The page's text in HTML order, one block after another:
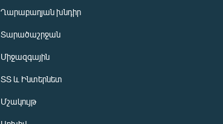
Ղարաբաղյան խնդիր
Տարածաշրջան
Միջազգային
ՏՏ և Ինտերնետ
Մշակույթ